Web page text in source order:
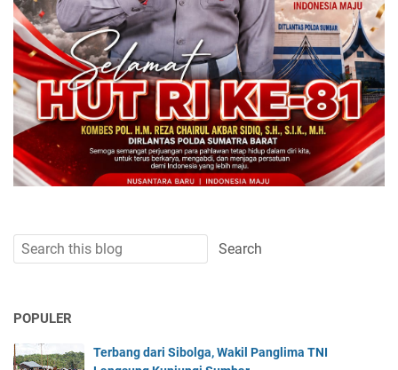
POPULER
Terbang dari Sibolga, Wakil Panglima TNI